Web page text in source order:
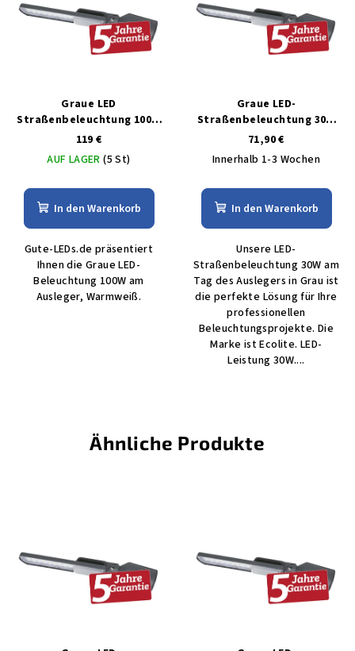
Graue LED
Straßenbeleuchtung 100W
am Ausleger warmweiß
119 €
AUF LAGER(5 St)
In den Warenkorb
Gute-LEDs.de präsentiert
Ihnen die Graue LED-
Beleuchtung 100W am
Ausleger, Warmweiß.
Graue LED-
Straßenbeleuchtung 30W
am Tag des Auslegers weiß
71,90 €
Innerhalb 1-3 Wochen
In den Warenkorb
Unsere LED-
Straßenbeleuchtung 30W am
Tag des Auslegers in Grau ist
die perfekte Lösung für Ihre
professionellen
Beleuchtungsprojekte. Die
Marke ist Ecolite. LED-
Leistung 30W....
Ähnliche Produkte